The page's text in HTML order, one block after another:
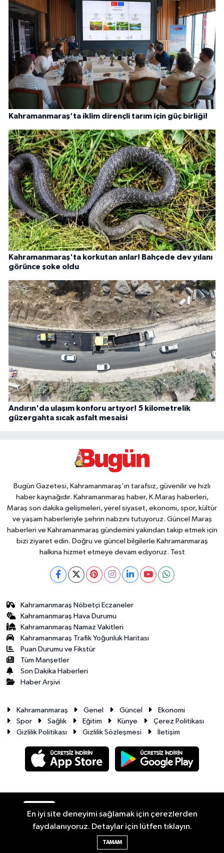
Kahramanmaraş'ta iklim dirençli tarım için güç birliği!
Kahramanmaraş'ta korkutan anlar! Bahçede dev yılanı
görünce şoke oldu
Andırın'da ulaşım konforu artıyor! 5 kilometrelik
güzergahta sıcak asfalt mesaisi
Bugün Gazetesi, Kahramanmaraş’ın tarafsız, güvenilir ve hızlı
haber kaynağıdır. Kahramanmaraş haber, K.Maraş haberleri,
Maraş son dakika gelişmeleri, yerel siyaset, ekonomi, spor, kültür
ve yaşam haberleriyle şehrin nabzını tutuyoruz. Güncel Maraş
haberleri ve Kahramanmaraş gündemini yakından takip etmek için
bizi ziyaret edin. Doğru ve güncel bilgilerle Kahramanmaraş
halkına hizmet etmeye devam ediyoruz. Test
Kahramanmaraş Nöbetçi Eczaneler
Kahramanmaraş Hava Durumu
Kahramanmaraş Namaz Vakitleri
Kahramanmaraş Trafik Yoğunluk Haritası
Puan Durumu ve Fikstür
Tüm Manşetler
Son Dakika Haberleri
Haber Arşivi
Kahramanmaraş Genel Güncel
Ekonomi
Spor
Sağlık Eğitim Künye
Çerez Politikası
Gizlilik Politikası
Gizlilik Sözleşmesi İletişim
Haber Yazılımı:
En iyi site deneyimi sağlamak için çerezlerden
faydalanıyoruz. Detaylar için lütfen tıklayın.
TAMAM